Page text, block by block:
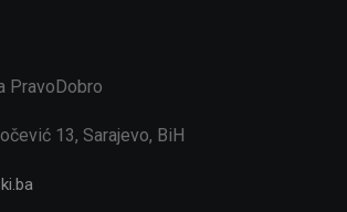
PravoDobro
13, Sarajevo, BiH